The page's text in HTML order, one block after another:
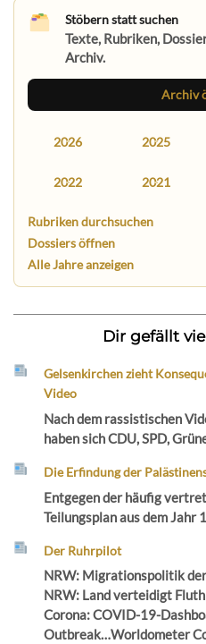
Stöbern statt suchen
Texte, Rubriken,
Archiv.
Archiv
2026 2025
2022 2021
Rubriken durchsuchen
Dossiers öffnen
Alle Jahre anzeigen
Dir gefällt
Gelsenkirchen zieht
Video
Nach dem rassistischen
haben sich CDU, SPD,
Die Erfindung der
Entgegen der häufig
Teilungsplan aus dem Jahr
Der Ruhrpilot
NRW: Migrationspolitik der
NRW: Land verteidigt
Corona: COVID-19-
Outbreak…Worldometer